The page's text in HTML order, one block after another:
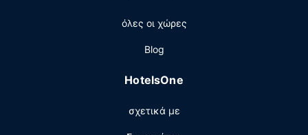
Πάρτε κάτι να φάτε από το μπαρ με σνακ/ντελικατέσεν,
κατάλυμα (Holiday Inn Express Boston - Saugus by IHG).
μεταξύ 6:30 π.μ. - 9:30 π.μ. και τα σαββατοκύριακα
όλες οι χώρες
Blog
HotelsOne
σχετικά με